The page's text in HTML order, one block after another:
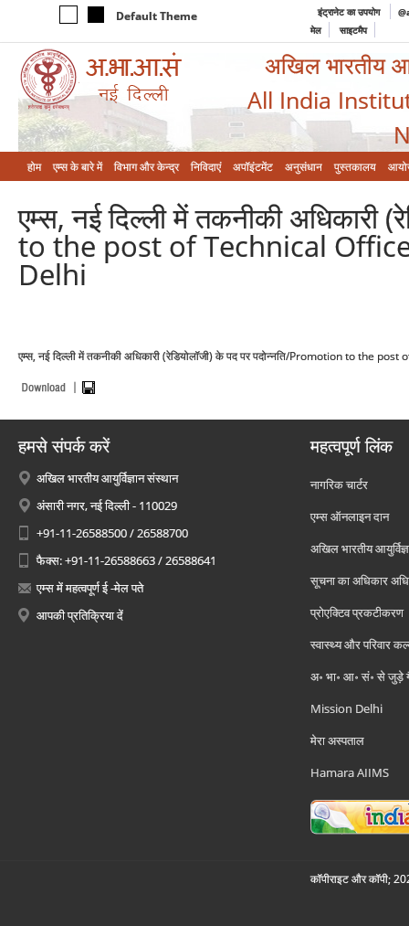
Default Theme इंट्रानेट का उपयोग
मेल
साइटमैप
अखिल भारतीय
All India
होम एम्‍स के बारे में विभाग और केन्‍द्र निविदाएं अपॉइंटमेंट अनुसंधान पुस्तकालय
एम्स, नई दिल्ली में तकनीकी अधिकारी
to the post of Technical
Delhi
एम्स, नई दिल्ली में तकनीकी अधिकारी (रेडियोलॉजी) के पद पर पदोन्नति/Promotion to the
हमसे संपर्क करें
अखिल भारतीय आयुर्विज्ञान संस्थान
अंसारी नगर, नई दिल्ली - 110029
+91-11-26588500 / 26588700
फैक्स: +91-11-26588663 / 26588641
एम्स में महत्वपूर्ण ई -मेल पते
आपकी प्रतिक्रिया दें
महत्वपूर्ण लिंक
नागरिक चार्टर
एम्स ऑनलाइन दान
अखिल भारतीय
सूचना का अधिकार
प्रोएक्टिव प्रकटीकरण
स्वास्थ्य और परिवार
अ॰ भा॰ आ॰ सं॰ से जुड़े
Mission Delhi
मेरा अस्पताल
Hamara AIIMS
कॉपीराइट और कॉपी;